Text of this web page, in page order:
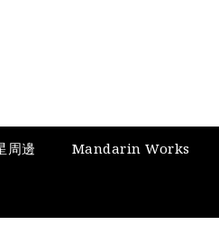
周邊 Mandarin Works